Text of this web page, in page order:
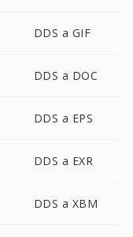
DDS a GIF
DDS a DOC
DDS a EPS
DDS a EXR
DDS a XBM